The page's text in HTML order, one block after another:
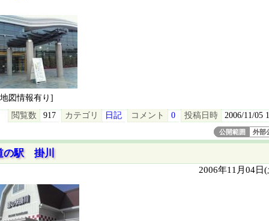
図情報有り]
閲覧数
917 カテゴリ 日記 コメント 0 投稿日時 2006/11/05
公開範囲 外部
の駅 掛川
2006年11月04日